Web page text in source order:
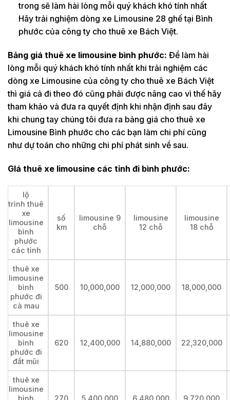
trong sẽ làm hài lòng mỗi quý khách khó tính nhất
Hãy trải nghiệm dòng xe Limousine 28 ghế tại Bình
phước của công ty cho thuê xe Bách Việt.
Bảng giá thuê xe limousine bình phước: Để làm hài
lòng mỗi quý khách khó tính nhất khi trải nghiệm các
dòng xe Limousine của công ty cho thuê xe Bách Việt
thì giá cả đi theo đó cũng phải được nâng cao vì thế hãy
tham khảo và đưa ra quyết định khi nhận định sau đây
khi chung tay chúng tôi đưa ra bảng giá cho thuê xe
Limousine Bình phước cho các bạn làm chi phí cũng
như dự toán cho những chi phí phát sinh về sau.
GIá thuê xe limousine các tỉnh đi bình phước:
lộ
trình thuê
xe
limousine
bình
phước
các tỉnh
số
km
limousine 9
chỗ
limousine
12 chỗ
limousine
18 chỗ
thuê xe
limousine
bình
phước đi
cà mau
500 10,000,000 12,000,000 18,000,000
thuê xe
limousine
bình
phước đi
đất mũi
620 12,400,000 14,880,000 22,320,000
thuê xe
limousine